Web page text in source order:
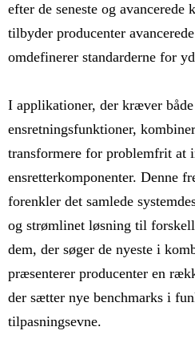
efter de seneste og avancerede
tilbyder producenter
omdefinerer standarderne for
I applikationer, der kræver
ensretningsfunktioner,
transformere for problemfrit at
ensretterkomponenter. Denne
forenkler det samlede
og strømlinet løsning til
dem, der søger de nyeste i
præsenterer producenter en
der sætter nye benchmarks i
tilpasningsevne.